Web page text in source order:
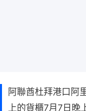
阿聯酋杜拜港口阿
上的貨櫃7月7日